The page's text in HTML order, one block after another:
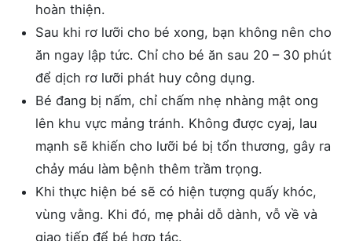
hoàn thiện.
Sau khi rơ lưỡi cho bé xong, bạn không nên cho
ăn ngay lập tức. Chỉ cho bé ăn sau 20 – 30 phút
để dịch rơ lưỡi phát huy công dụng.
Bé đang bị nấm, chỉ chấm nhẹ nhàng mật ong
lên khu vực mảng tránh. Không được cyaj, lau
mạnh sẽ khiến cho lưỡi bé bị tổn thương, gây ra
chảy máu làm bệnh thêm trầm trọng.
Khi thực hiện bé sẽ có hiện tượng quấy khóc,
vùng vằng. Khi đó, mẹ phải dỗ dành, vỗ về và
giao tiếp để bé hợp tác.